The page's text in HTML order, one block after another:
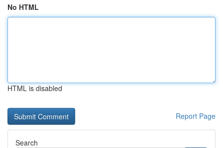
No HTML
HTML is disabled
Report Page
Search